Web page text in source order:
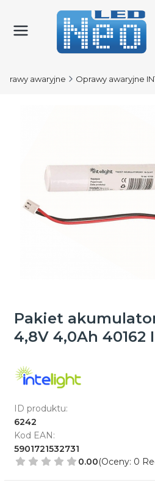
awaryjne Oprawy awaryjne
Pakiet
4,8V 4,0Ah 40162
ID produktu:
6242
Kod EAN:
5901721532731
0.00(Oceny: 0